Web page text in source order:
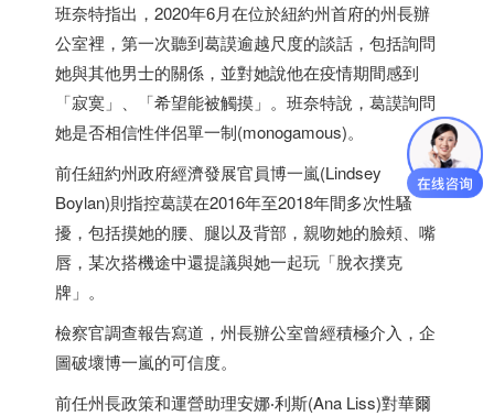
班奈特指出，2020年6月在位於紐約州首府的州長辦
公室裡，第一次聽到葛謨逾越尺度的談話，包括詢問
她與其他男士的關係，並對她說他在疫情期間感到
「寂寞」、「希望能被觸摸」。班奈特說，葛謨詢問
她是否相信性伴侶單一制(monogamous)。
前任紐約州政府經濟發展官員博一嵐(Lindsey
Boylan)則指控葛謨在2016年至2018年間多次性騷
擾，包括摸她的腰、腿以及背部，親吻她的臉頰、嘴
唇，某次搭機途中還提議與她一起玩「脫衣撲克
牌」。
檢察官調查報告寫道，州長辦公室曾經積極介入，企
圖破壞博一嵐的可信度。
前任州長政策和運營助理安娜‧利斯(Ana Liss)對華爾